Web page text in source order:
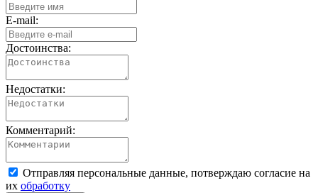
E-mail:
Достоинства:
Недостатки:
Комментарий:
Отправляя персональные данные, потверждаю согласие на
их обработку